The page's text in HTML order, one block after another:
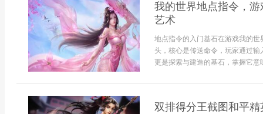
我的世界地点指令，
艺术
地点指令的入门基石在游戏我的
头，核心是传送命令，玩家通过
更是探索与建造的基石，掌握它意
双排得分王截图和平